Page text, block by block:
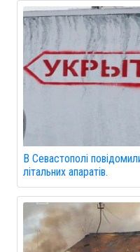
В Севастополі
літальних апаратів.